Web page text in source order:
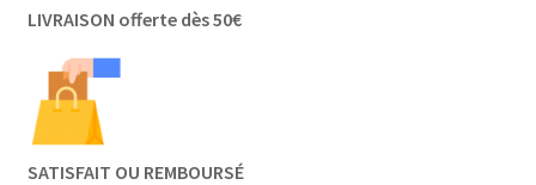
LIVRAISON offerte dès 50€
SATISFAIT OU REMBOURSÉ